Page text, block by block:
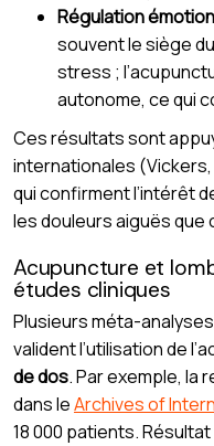
Régulation
souvent le siège
stress ;
autonome, ce qui
Ces résultats sont
internationales (Vickers,
qui confirment l’intérêt
les douleurs aiguës que
Acupuncture et
études cliniques
Plusieurs méta-
valident l’utilisation de
de dos. Par exemple, la
dans leArchives of
18 000 patients.